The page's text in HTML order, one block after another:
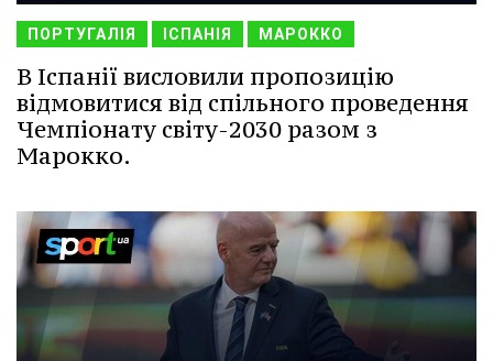
ПОРТУГАЛІЯ ІСПАНІЯ МАРОККО
В Іспанії висловили пропозицію
відмовитися від спільного проведення
Чемпіонату світу-2030 разом з
Марокко.